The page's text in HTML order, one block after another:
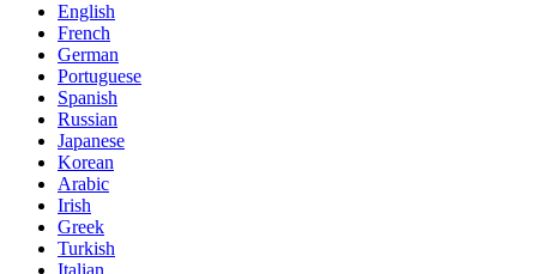
English
French
German
Portuguese
Spanish
Russian
Japanese
Korean
Arabic
Irish
Greek
Turkish